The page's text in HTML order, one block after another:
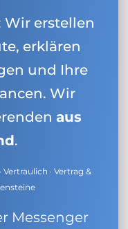
Wir erstellen
erklären
und Ihre
Wir
aus
.
· Vertrag &
Messenger